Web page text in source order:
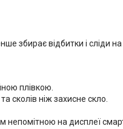
збирає відбитки і сліди
плівкою.
сколів ніж захисне скло.
непомітною на дисплеї